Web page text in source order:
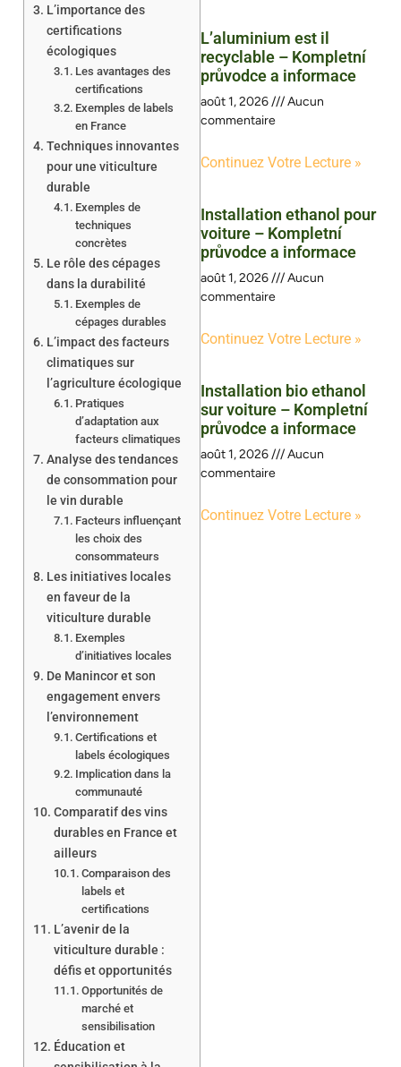
L’importance des
certifications
écologiques
Les avantages des
certifications
Exemples de labels
en France
Techniques innovantes
pour une viticulture
durable
Exemples de
techniques
concrètes
Le rôle des cépages
dans la durabilité
Exemples de
cépages durables
L’impact des facteurs
climatiques sur
l’agriculture écologique
Pratiques
d’adaptation aux
facteurs climatiques
Analyse des tendances
de consommation pour
le vin durable
Facteurs influençant
les choix des
consommateurs
Les initiatives locales
en faveur de la
viticulture durable
Exemples
d’initiatives locales
De Manincor et son
engagement envers
l’environnement
Certifications et
labels écologiques
Implication dans la
communauté
Comparatif des vins
durables en France et
ailleurs
Comparaison des
labels et
certifications
L’avenir de la
viticulture durable :
défis et opportunités
Opportunités de
marché et
sensibilisation
Éducation et
L’aluminium est il
recyclable – Kompletní
průvodce a informace
août 1, 2026
Aucun
commentaire
Continuez Votre Lecture »
Installation ethanol pour
voiture – Kompletní
průvodce a informace
août 1, 2026
Aucun
commentaire
Continuez Votre Lecture »
Installation bio ethanol
sur voiture – Kompletní
průvodce a informace
août 1, 2026
Aucun
commentaire
Continuez Votre Lecture »